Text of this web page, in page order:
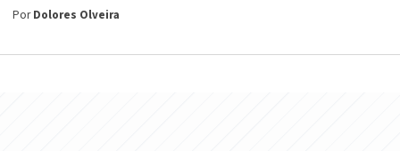
PorDolores Olveira